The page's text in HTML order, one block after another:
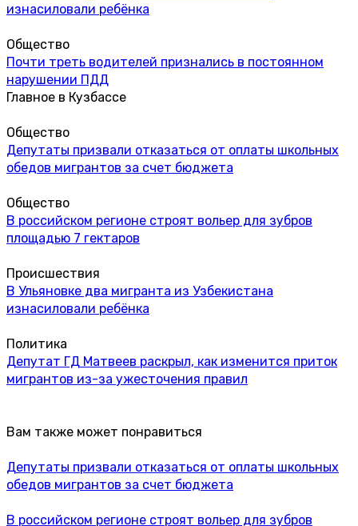
изнасиловали ребёнка
Общество
Почти треть водителей признались в постоянном
нарушении ПДД
Главное в Кузбассе
Общество
Депутаты призвали отказаться от оплаты школьных
обедов мигрантов за счет бюджета
Общество
В российском регионе строят вольер для зубров
площадью 7 гектаров
Происшествия
В Ульяновке два мигранта из Узбекистана
изнасиловали ребёнка
Политика
Депутат ГД Матвеев раскрыл, как изменится приток
мигрантов из-за ужесточения правил
Вам также может понравиться
Депутаты призвали отказаться от оплаты школьных
обедов мигрантов за счет бюджета
В российском регионе строят вольер для зубров